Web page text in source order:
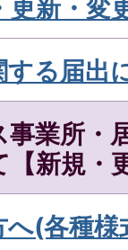
更新・変
する届出
業所・
新規・
へ(各種